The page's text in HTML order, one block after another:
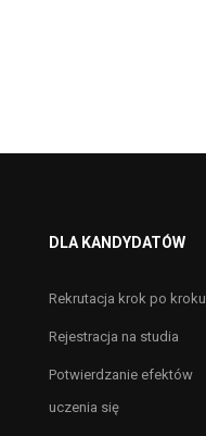
DLA KANDYDATÓW
Rekrutacja krok po kroku
Rejestracja na studia
Potwierdzanie efektów
uczenia się